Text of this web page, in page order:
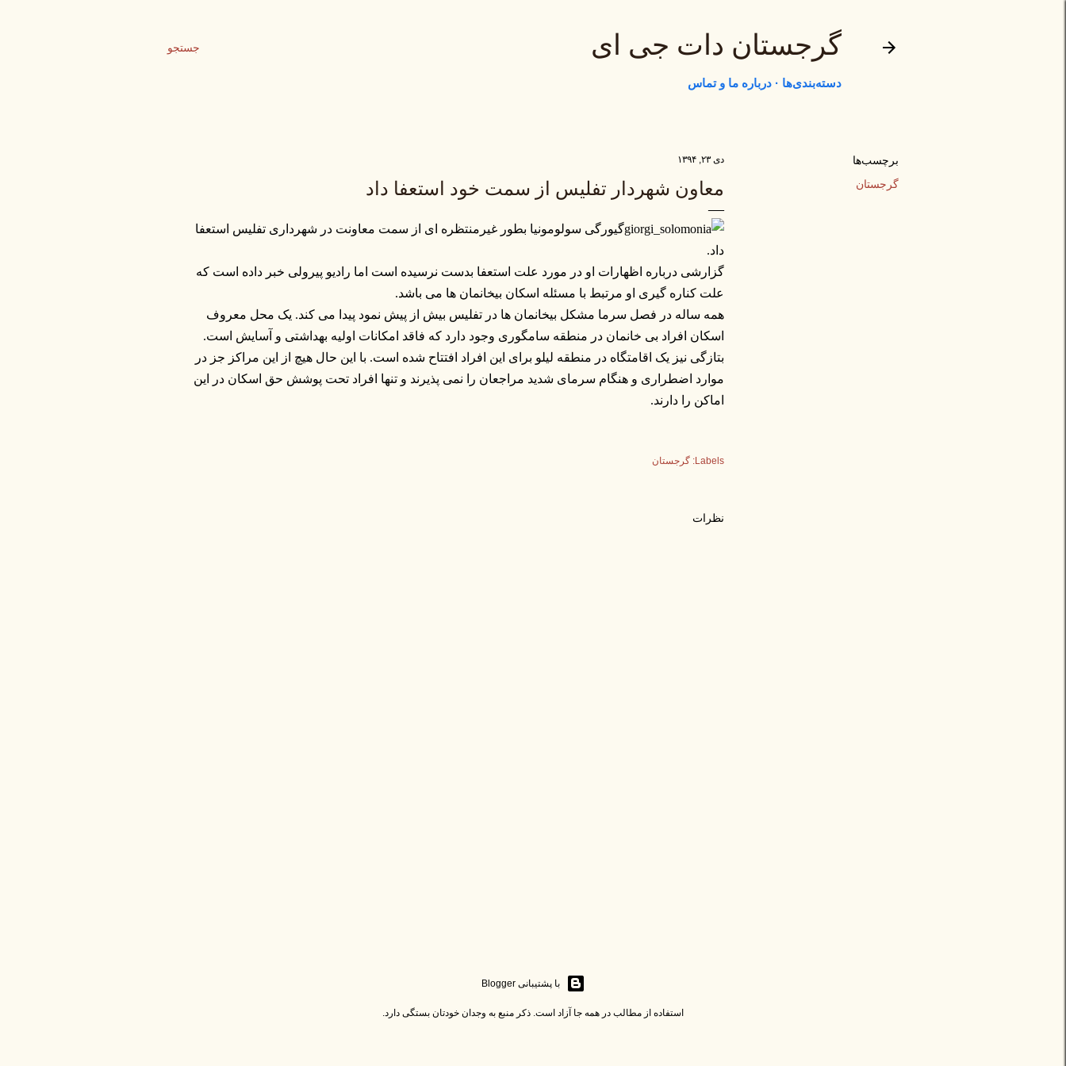
جستجو گرجستان دات جی ای
دسته‌بندی‌ها درباره ما و تماس
برچسب‌ها
گرجستان
دی ۲۳, ۱۳۹۴
معاون شهردار تفلیس از سمت خود استعفا داد
گیورگی سولومونیا بطور غیرمنتظره ای از سمت معاونت در شهرداری تفلیس استعفا
داد.
گزارشی درباره اظهارات او در مورد علت استعفا بدست نرسیده است اما رادیو پیرولی خبر داده است که
علت کناره گیری او مرتبط با مسئله اسکان بیخانمان ها می باشد.
همه ساله در فصل سرما مشکل بیخانمان ها در تفلیس بیش از پیش نمود پیدا می کند. یک محل معروف
اسکان افراد بی خانمان در منطقه سامگوری وجود دارد که فاقد امکانات اولیه بهداشتی و آسایش است.
بتازگی نیز یک اقامتگاه در منطقه لیلو برای این افراد افتتاح شده است. با این حال هیچ از این مراکز جز در
موارد اضطراری و هنگام سرمای شدید مراجعان را نمی پذیرند و تنها افراد تحت پوشش حق اسکان در این
اماکن را دارند.
Labels: گرجستان
نظرات
‏با پشتیبانی Blogger
استفاده از مطالب در همه جا آزاد است. ذکر منبع به وجدان خودتان بستگی دارد.